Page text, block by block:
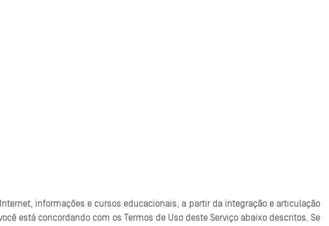
informações e cursos educacionais, a partir da integração e articulação
está concordando com os Termos de Uso deste Serviço abaixo descritos. Se